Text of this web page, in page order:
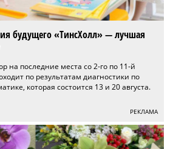
будущего «ТинсХолл» — лучшая
на последние места со 2-го по 11-й
по результатам диагностики по
которая состоится 13 и 20 августа.
РЕКЛАМА